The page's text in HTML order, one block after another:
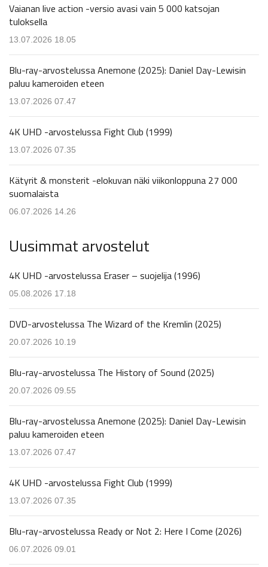
Vaianan live action -versio avasi vain 5 000 katsojan
tuloksella
13.07.2026 18.05
Blu-ray-arvostelussa Anemone (2025): Daniel Day-Lewisin
paluu kameroiden eteen
13.07.2026 07.47
4K UHD -arvostelussa Fight Club (1999)
13.07.2026 07.35
Kätyrit & monsterit -elokuvan näki viikonloppuna 27 000
suomalaista
06.07.2026 14.26
Uusimmat arvostelut
4K UHD -arvostelussa Eraser – suojelija (1996)
05.08.2026 17.18
DVD-arvostelussa The Wizard of the Kremlin (2025)
20.07.2026 10.19
Blu-ray-arvostelussa The History of Sound (2025)
20.07.2026 09.55
Blu-ray-arvostelussa Anemone (2025): Daniel Day-Lewisin
paluu kameroiden eteen
13.07.2026 07.47
4K UHD -arvostelussa Fight Club (1999)
13.07.2026 07.35
Blu-ray-arvostelussa Ready or Not 2: Here I Come (2026)
06.07.2026 09.01